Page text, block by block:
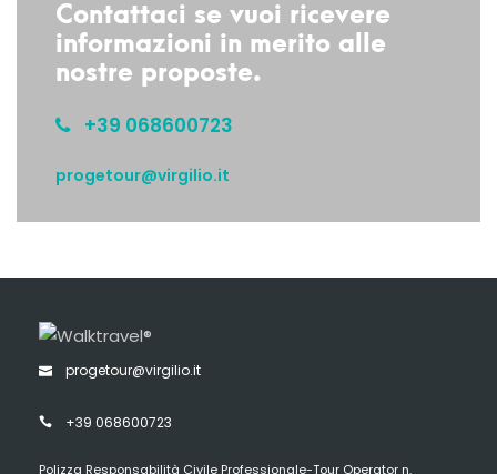
Contattaci se vuoi ricevere
informazioni in merito alle
nostre proposte.
+39 068600723
progetour@virgilio.it
progetour@virgilio.it
+39 068600723
Polizza Responsabilità Civile Professionale-Tour Operator n.